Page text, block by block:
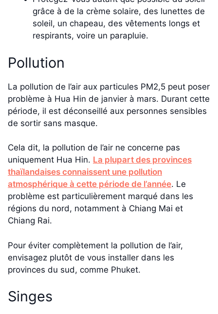
grâce à de la crème solaire, des lunettes de
soleil, un chapeau, des vêtements longs et
respirants, voire un parapluie.
Pollution
La pollution de l’air aux particules PM2,5 peut poser
problème à Hua Hin de janvier à mars. Durant cette
période, il est déconseillé aux personnes sensibles
de sortir sans masque.
Cela dit, la pollution de l’air ne concerne pas
uniquement Hua Hin. La plupart des provinces
thaïlandaises connaissent une pollution
atmosphérique à cette période de l’année. Le
problème est particulièrement marqué dans les
régions du nord, notamment à Chiang Mai et
Chiang Rai.
Pour éviter complètement la pollution de l’air,
envisagez plutôt de vous installer dans les
provinces du sud, comme Phuket.
Singes